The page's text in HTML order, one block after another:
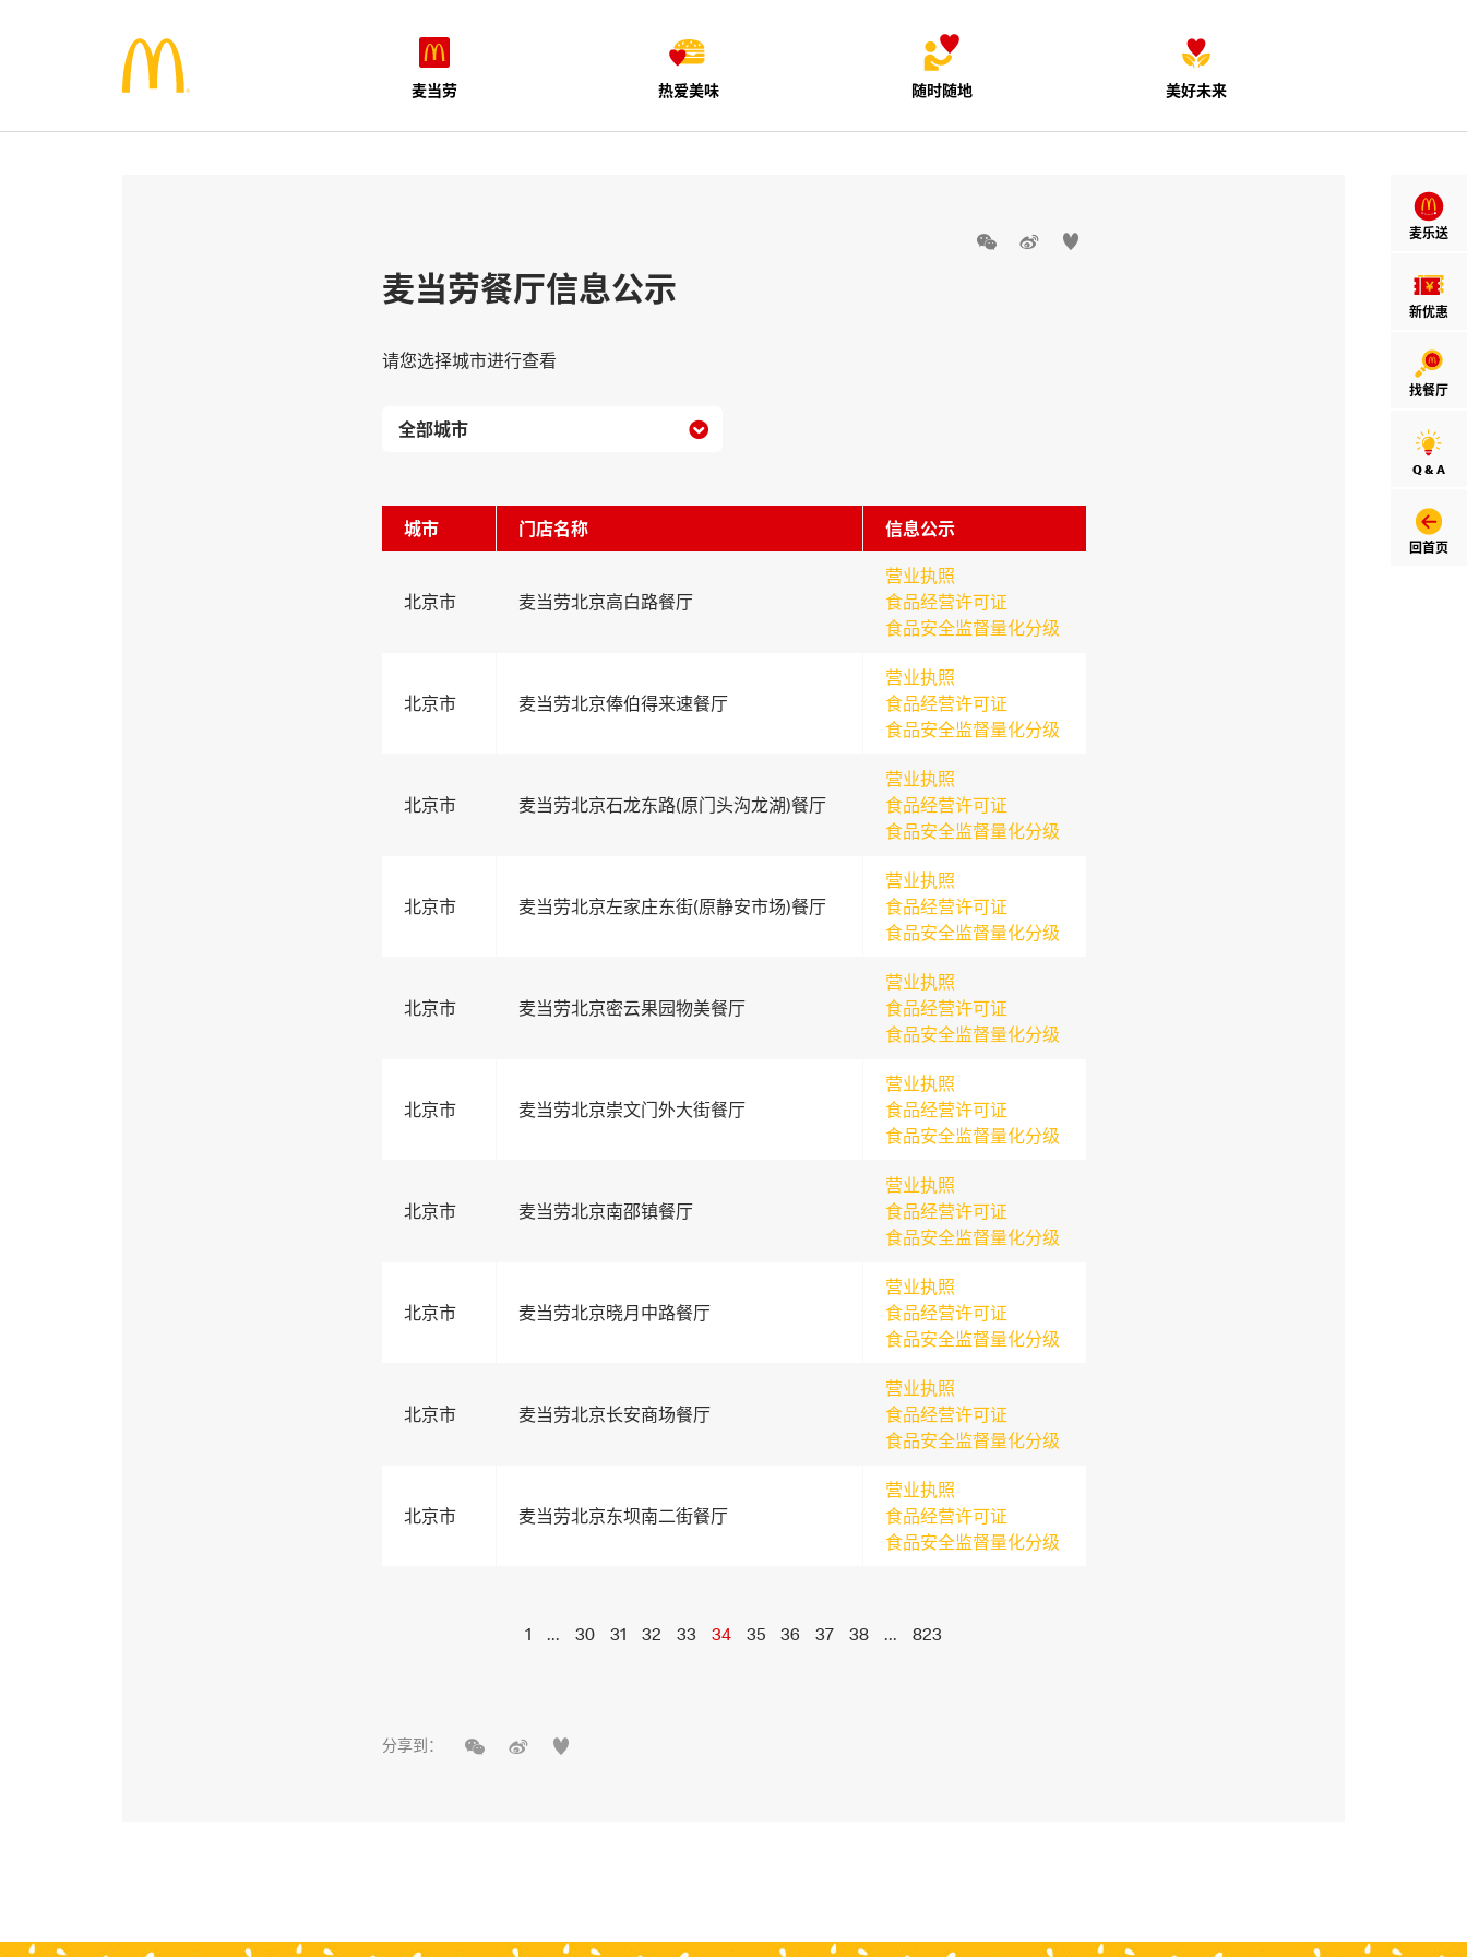
麦当劳 热爱美味 随时随地 美好未来
麦乐送
新优惠
找餐厅
Q & A
回首页
  
麦当劳餐厅信息公示
请您选择城市进行查看

城市 门店名称 信息公示
北京市 麦当劳北京高白路餐厅
营业执照
食品经营许可证
食品安全监督量化分级
北京市 麦当劳北京俸伯得来速餐厅
营业执照
食品经营许可证
食品安全监督量化分级
北京市 麦当劳北京石龙东路(原门头沟龙湖)餐厅
营业执照
食品经营许可证
食品安全监督量化分级
北京市 麦当劳北京左家庄东街(原静安市场)餐厅
营业执照
食品经营许可证
食品安全监督量化分级
北京市 麦当劳北京密云果园物美餐厅
营业执照
食品经营许可证
食品安全监督量化分级
北京市 麦当劳北京崇文门外大街餐厅
营业执照
食品经营许可证
食品安全监督量化分级
北京市 麦当劳北京南邵镇餐厅
营业执照
食品经营许可证
食品安全监督量化分级
北京市 麦当劳北京晓月中路餐厅
营业执照
食品经营许可证
食品安全监督量化分级
北京市 麦当劳北京长安商场餐厅
营业执照
食品经营许可证
食品安全监督量化分级
北京市 麦当劳北京东坝南二街餐厅
营业执照
食品经营许可证
食品安全监督量化分级
1 ... 30 31 32 33 34 35 36 37 38 ... 823
分享到：   